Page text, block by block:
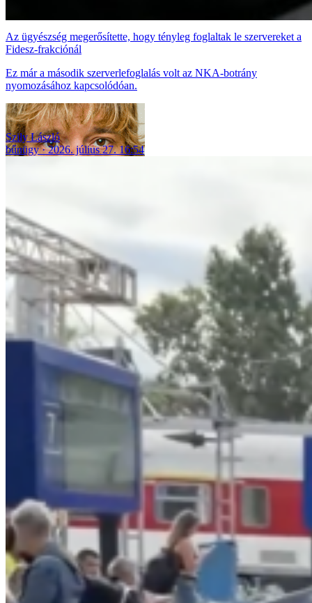
Az ügyészség megerősítette, hogy tényleg foglaltak le szervereket a
Fidesz-frakciónál
Ez már a második szerverlefoglalás volt az NKA-botrány
nyomozásához kapcsolódóan.
Szily László
bűnügy
2026. július 27. 16:54